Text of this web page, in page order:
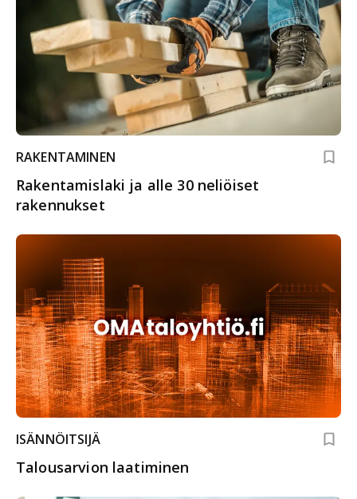
RAKENTAMINEN
Rakentamislaki ja alle 30 neliöiset
rakennukset
ISÄNNÖITSIJÄ
Talousarvion laatiminen